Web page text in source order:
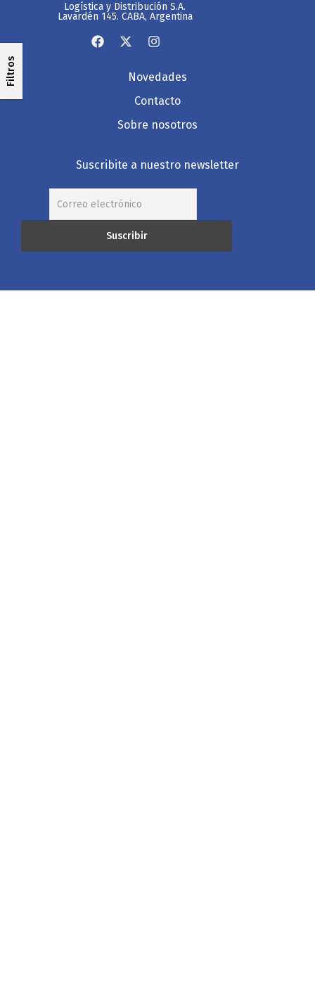
Filtros
Logística y Distribución S.A.
Lavardén 145. CABA, Argentina
Novedades
Contacto
Sobre nosotros
Suscribite a nuestro newsletter